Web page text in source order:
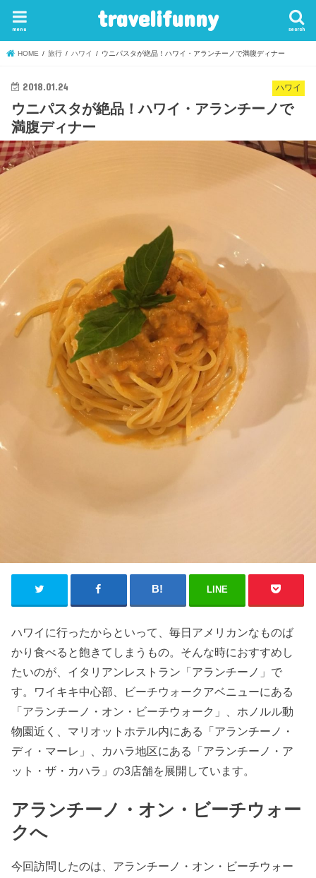
travelifunny search
menu
HOME 旅行 ハワイ ウニパスタが絶品！ハワイ・アランチーノで満腹ディナー
ハワイ
2018.01.24
ウニパスタが絶品！ハワイ・アランチーノで
満腹ディナー
LINE
ハワイに行ったからといって、毎日アメリカンなものば
かり食べると飽きてしまうもの。そんな時におすすめし
たいのが、イタリアンレストラン「アランチーノ」で
す。ワイキキ中心部、ビーチウォークアベニューにある
「アランチーノ・オン・ビーチウォーク」、ホノルル動
物園近く、マリオットホテル内にある「アランチーノ・
ディ・マーレ」、カハラ地区にある「アランチーノ・ア
ット・ザ・カハラ」の3店舗を展開しています。
アランチーノ・オン・ビーチウォー
クへ
今回訪問したのは、アランチーノ・オン・ビーチウォー